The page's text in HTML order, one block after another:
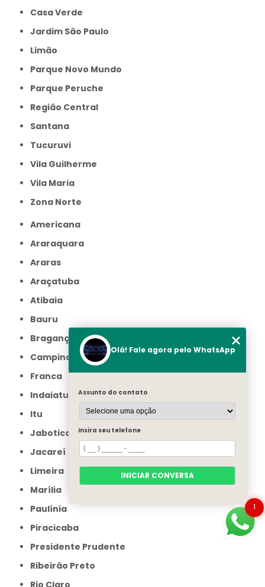
Casa Verde
Jardim São Paulo
Limão
Parque Novo Mundo
Parque Peruche
Região Central
Santana
Tucuruvi
Vila Guilherme
Vila Maria
Zona Norte
Americana
Araraquara
Araras
Araçatuba
Atibaia
Bauru
Bragança Paulista
Campinas
Franca
Indaiatuba
Itu
Jaboticabal
Jacareí
Limeira
Marília
Paulínia
Piracicaba
Presidente Prudente
Ribeirão Preto
Rio Claro
1
Olá! Fale agora pelo WhatsApp
Assunto do contato
Insira seu telefone
INICIAR CONVERSA